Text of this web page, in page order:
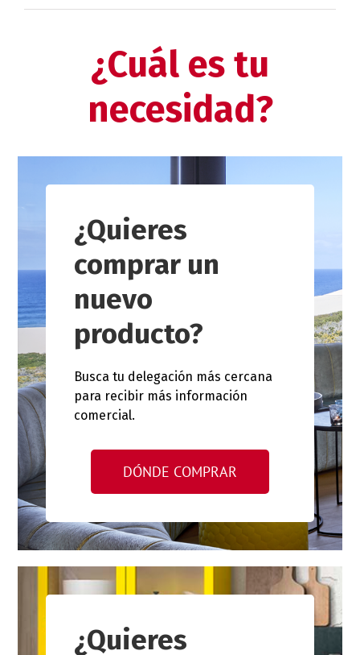
¿Cuál es tu
necesidad?
¿Quieres
comprar un
nuevo
producto?
Busca tu delegación más cercana
para recibir más información
comercial.
DÓNDE COMPRAR
¿Quieres